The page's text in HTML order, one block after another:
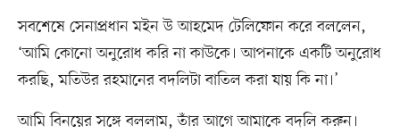
সবশেষে সেনাপ্রধান মইন উ আহমেদ টেলিফোন করে বললেন,
‘আমি কোনো অনুরোধ করি না কাউকে। আপনাকে একটি অনুরোধ
করছি, মতিউর রহমানের বদলিটা বাতিল করা যায় কি না।’
আমি বিনয়ের সঙ্গে বললাম, তাঁর আগে আমাকে বদলি করুন।